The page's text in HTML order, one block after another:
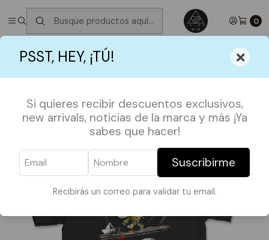
PSST, HEY, ¡TÚ! ×
Si quieres recibir descuentos exclusivos,
new arrivals, noticias de la marca y más ¡Ya
sabes que hacer!
Suscribirme
Recibirás un correo para validar tu email.
0
✮ ⋆ ˚｡𖦹 ⋆｡°✩Próximos Despachos martes 11 de Agosto
⋆｡°✩